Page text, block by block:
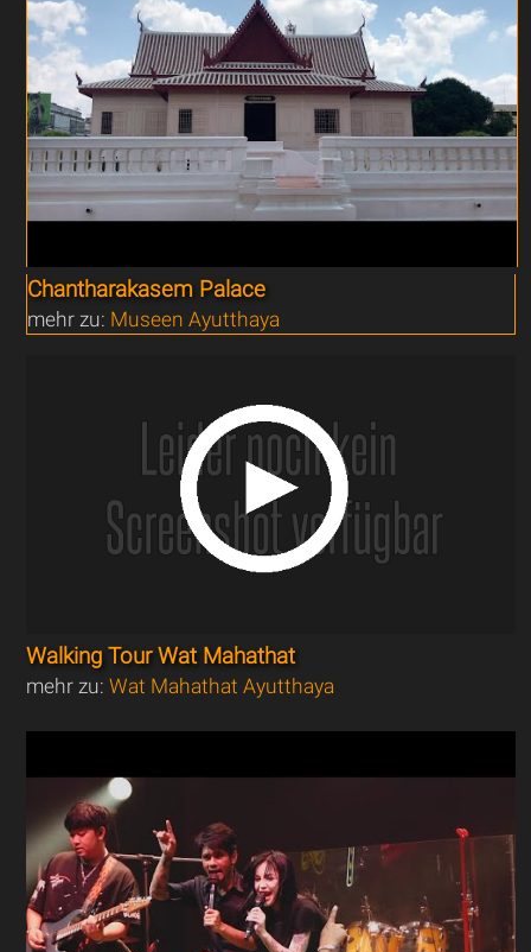
Chantharakasem Palace
mehr zu: Museen Ayutthaya
Walking Tour Wat Mahathat
mehr zu:Wat Mahathat Ayutthaya